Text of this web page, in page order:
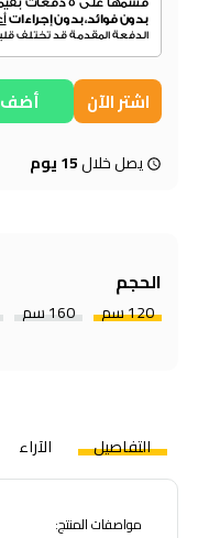
اشتر الآن أضف
يصل خلال15 يوم
الحجم
120 سم 160 سم
التفاصيل الآراء
مواصفات المنتج: